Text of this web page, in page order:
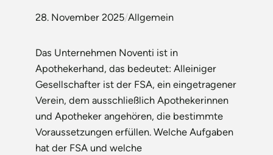
28. November 2025/Allgemein
Das Unternehmen Noventi ist in
Apothekerhand, das bedeutet: Alleiniger
Gesellschafter ist der FSA, ein eingetragener
Verein, dem ausschließlich Apothekerinnen
und Apotheker angehören, die bestimmte
Voraussetzungen erfüllen. Welche Aufgaben
hat der FSA und welche